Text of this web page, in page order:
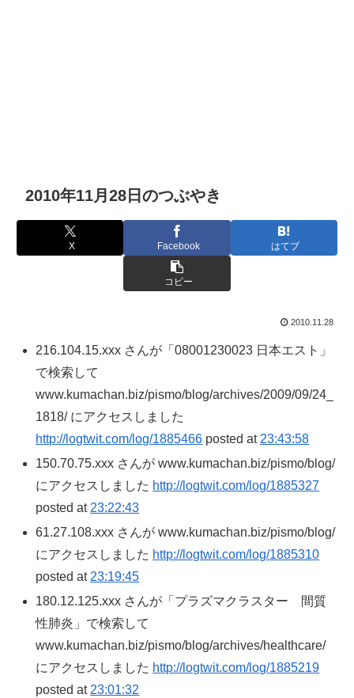
2010年11月28日のつぶやき
X Facebook はてブ
コピー
2010.11.28
216.104.15.xxx さんが「08001230023 日本エスト」
で検索して
www.kumachan.biz/pismo/blog/archives/2009/09/24_
1818/ にアクセスしました
http://logtwit.com/log/1885466 posted at 23:43:58
150.70.75.xxx さんが www.kumachan.biz/pismo/blog/
にアクセスしました http://logtwit.com/log/1885327
posted at 23:22:43
61.27.108.xxx さんが www.kumachan.biz/pismo/blog/
にアクセスしました http://logtwit.com/log/1885310
posted at 23:19:45
180.12.125.xxx さんが「プラズマクラスター 間質
性肺炎」で検索して
www.kumachan.biz/pismo/blog/archives/healthcare/
にアクセスしました http://logtwit.com/log/1885219
posted at 23:01:32